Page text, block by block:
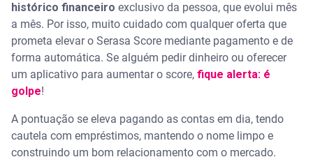
histórico financeiro exclusivo da pessoa, que evolui mês
a mês. Por isso, muito cuidado com qualquer oferta que
prometa elevar o Serasa Score mediante pagamento e de
forma automática. Se alguém pedir dinheiro ou oferecer
um aplicativo para aumentar o score, fique alerta: é
golpe!
A pontuação se eleva pagando as contas em dia, tendo
cautela com empréstimos, mantendo o nome limpo e
construindo um bom relacionamento com o mercado.